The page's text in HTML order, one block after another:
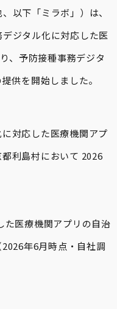
以下「ミラボ」）は、
ジタル化に対応した医
、予防接種事務デジタ
供を開始しました。
対応した医療機関アプ
都利島村において 2026
た医療機関アプリの自治
年6月時点・自社調